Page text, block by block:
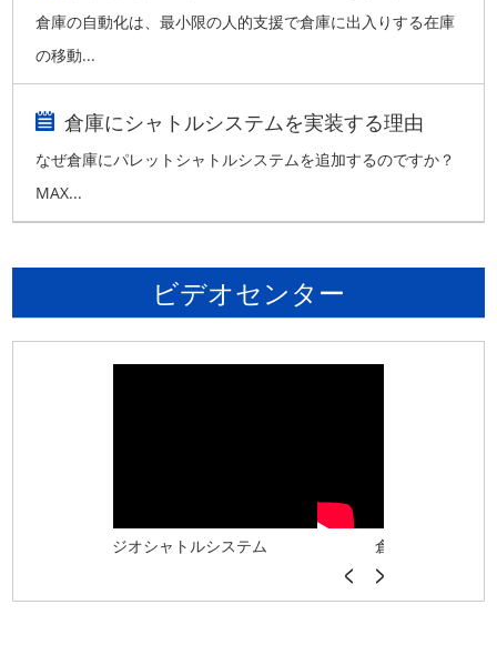
倉庫の自動化は、最小限の人的支援で倉庫に出入りする在庫
の移動...
倉庫にシャトルシステムを実装する理由
なぜ倉庫にパレットシャトルシステムを追加するのですか？
MAX...
ビデオセンター
倉庫自動倉庫システム